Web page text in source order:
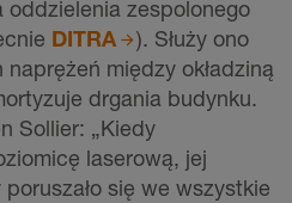
oddzielenia zespolonego
DITRA
). Służy ono
między okładziną
drgania budynku.
Sollier: „Kiedy
laserową, jej
się we wszystkie